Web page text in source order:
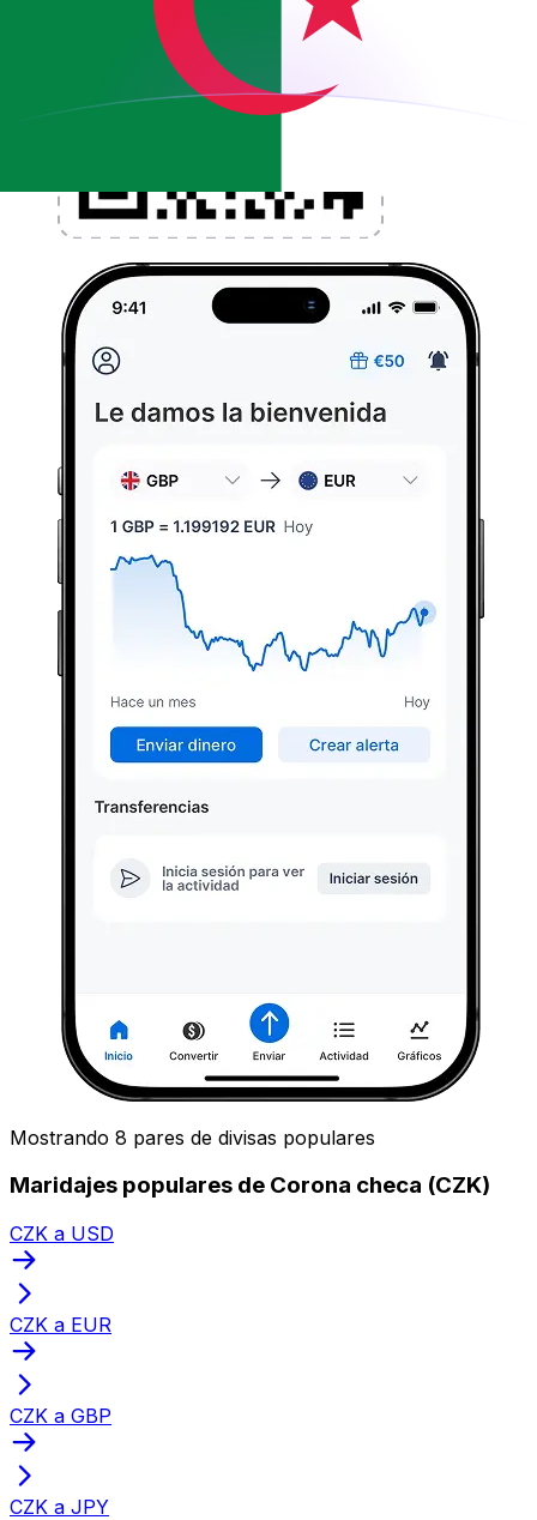
Mostrando 8 pares de divisas populares
Maridajes populares de Corona checa (CZK)
CZK a USD
CZK a EUR
CZK a GBP
CZK a JPY